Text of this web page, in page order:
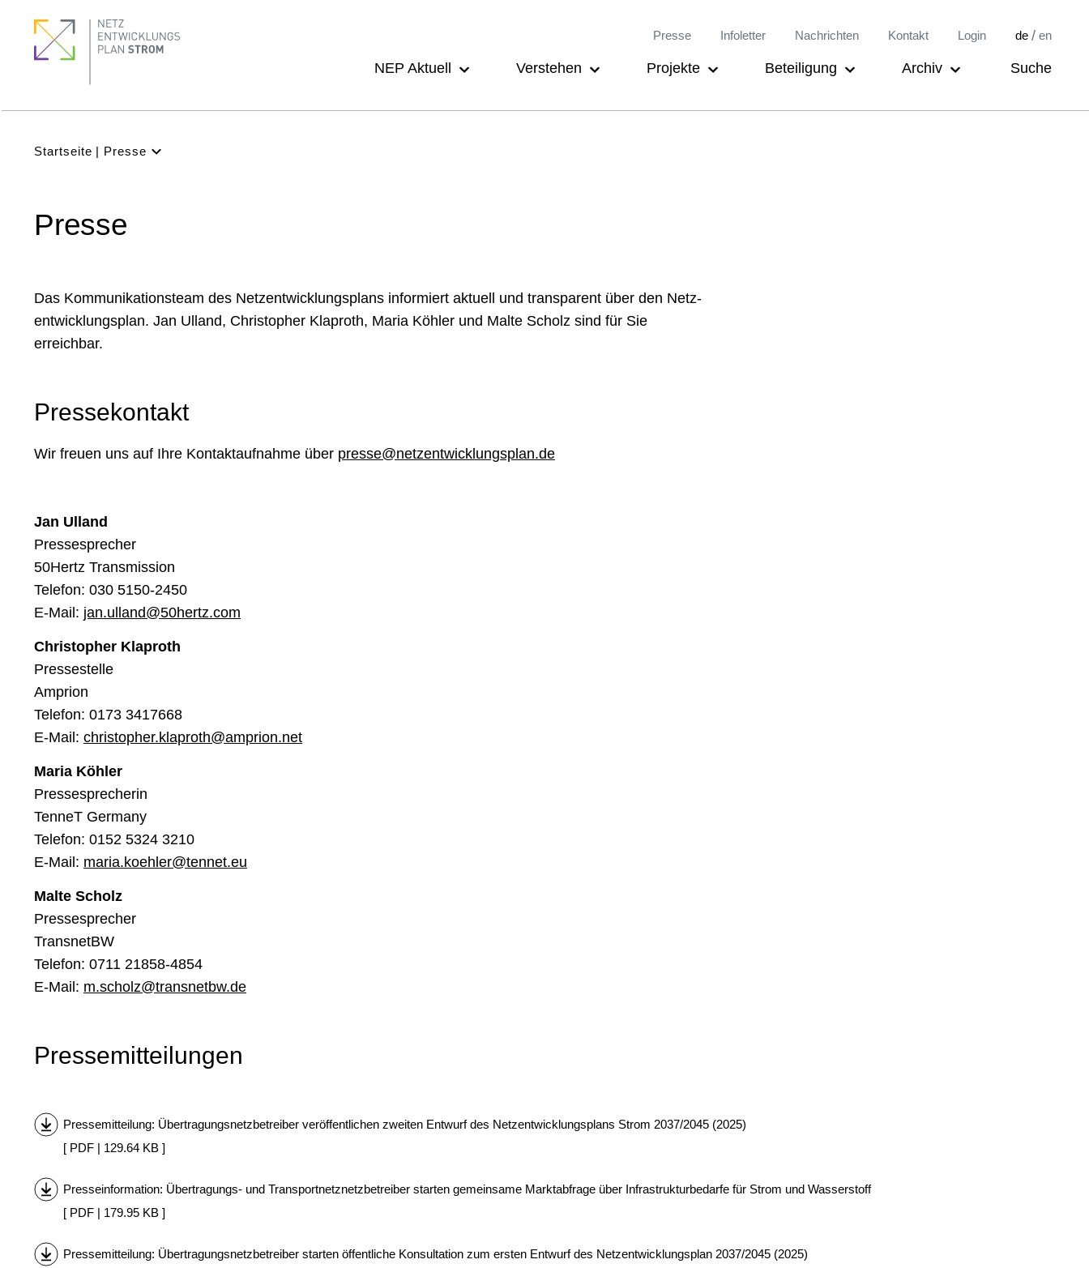
Inhalt
NEP Aktuell
Verstehen Projekte Beteiligung Archiv Suche
de / en
Meta-
Presse Infoletter Nachrichten Kontakt Login
(Main)Pfadnavigation
Startseite
Presse
Verstehen
Presse
Das Kommunikationsteam des Netz­ent­wick­lungs­plans infor­miert aktuell und trans­parent über den Netz­
entwicklungsplan. Jan Ulland, Christopher Klaproth, Maria Köhler und Malte Scholz sind für Sie
erreichbar.
Pressekontakt
Wir freuen uns auf Ihre Kontaktaufnahme über presse@netzentwicklungsplan.de
Jan Ulland
Pressesprecher
50Hertz Transmission
Telefon: 030 5150-2450
E-Mail: jan.ulland@50hertz.com
Christopher Klaproth
Pressestelle
Amprion
Telefon: 0173 3417668
E-Mail: christopher.klaproth@amprion.net
Maria Köhler
Pressesprecherin
TenneT Germany
Telefon: 0152 5324 3210
E-Mail: maria.koehler@tennet.eu
Malte Scholz
Pressesprecher
TransnetBW
Telefon: 0711 21858-4854
E-Mail: m.scholz@transnetbw.de
Pressemitteilungen
Pressemitteilung: Übertragungsnetzbetreiber veröffentlichen zweiten Entwurf des Netzentwicklungsplans Strom 2037/2045 (2025)
[ PDF | 129.64 KB ]
Presseinformation: Übertragungs- und Transportnetznetzbetreiber starten gemeinsame Marktabfrage über Infrastrukturbedarfe für Strom und Wasserstoff
[ PDF | 179.95 KB ]
Pressemitteilung: Übertragungsnetzbetreiber starten öffentliche Konsultation zum ersten Entwurf des Netzentwicklungsplan 2037/2045 (2025)
Menu
quick
links